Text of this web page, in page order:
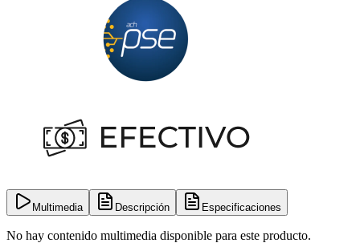
Multimedia Descripción Especificaciones
No hay contenido multimedia disponible para este producto.